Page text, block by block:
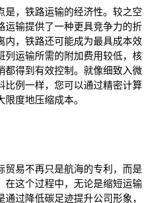
是，铁路运输的经济性。较之空
运输提供了一种更具竞争力的折
内，铁路还可能成为最具成本效
列运输所需的附加费用较低，核
都得到有效控制。就像细致入微
比例一样，您可以通过精密计算
度地压缩成本。
贸易不再只是航海的专利，而是
在这个过程中，无论是缩短运输
过降低碳足迹提升公司形象，